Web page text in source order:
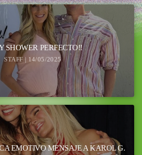
SHOWER PERFECTO!!
STAFF | 14/05/2025
EMOTIVO MENSAJE A KAROL G.